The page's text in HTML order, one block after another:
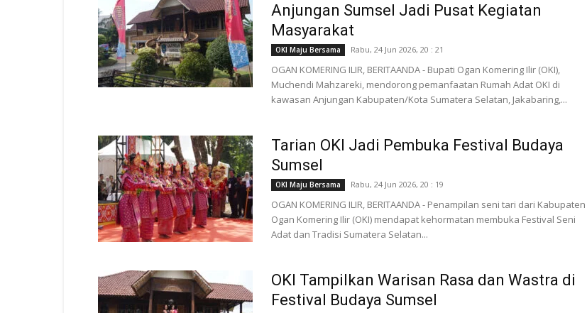
Anjungan Sumsel Jadi Pusat Kegiatan
Masyarakat
OKI Maju Bersama Rabu, 24 Jun 2026, 20 : 21
OGAN KOMERING ILIR, BERITAANDA - Bupati Ogan Komering Ilir (OKI),
Muchendi Mahzareki, mendorong pemanfaatan Rumah Adat OKI di
kawasan Anjungan Kabupaten/Kota Sumatera Selatan, Jakabaring,...
Tarian OKI Jadi Pembuka Festival Budaya
Sumsel
OKI Maju Bersama Rabu, 24 Jun 2026, 20 : 19
OGAN KOMERING ILIR, BERITAANDA - Penampilan seni tari dari Kabupaten
Ogan Komering Ilir (OKI) mendapat kehormatan membuka Festival Seni
Adat dan Tradisi Sumatera Selatan...
OKI Tampilkan Warisan Rasa dan Wastra di
Festival Budaya Sumsel